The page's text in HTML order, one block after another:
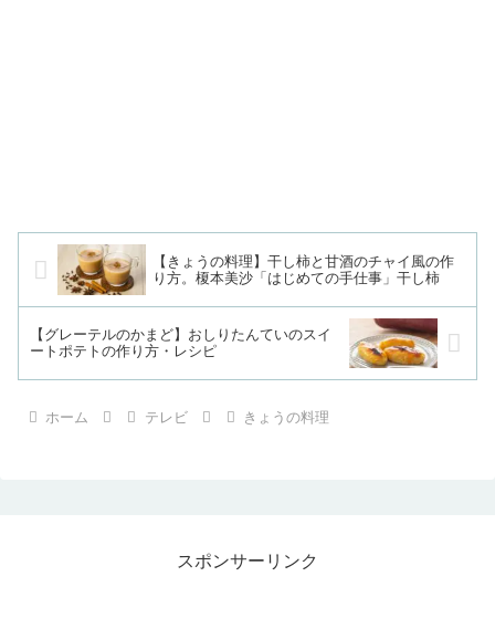
【きょうの料理】干し柿と甘酒のチャイ風の作
り方。榎本美沙「はじめての手仕事」干し柿
【グレーテルのかまど】おしりたんていのスイ
ートポテトの作り方・レシピ
ホーム テレビ きょうの料理
スポンサーリンク